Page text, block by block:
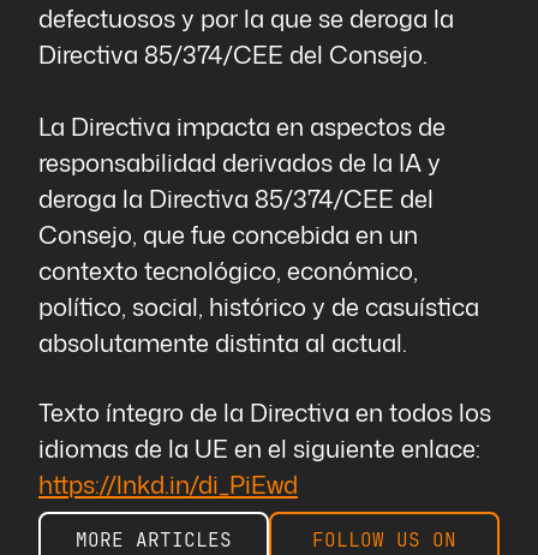
defectuosos y por la que se deroga la
Directiva 85/374/CEE del Consejo.
La Directiva impacta en aspectos de
responsabilidad derivados de la IA y
deroga la Directiva 85/374/CEE del
Consejo, que fue concebida en un
contexto tecnológico, económico,
político, social, histórico y de casuística
absolutamente distinta al actual.
Texto íntegro de la Directiva en todos los
idiomas de la UE en el siguiente enlace:
https://lnkd.in/di_PiEwd
MORE ARTICLES
FOLLOW US ON